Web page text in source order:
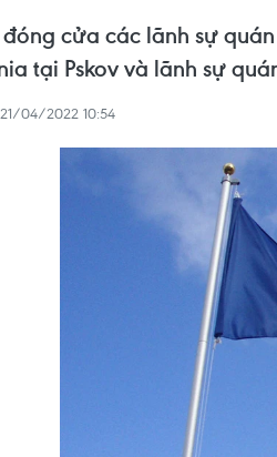
cửa các lãnh sự
tại Pskov và lãnh sự
21/04/2022 10:54